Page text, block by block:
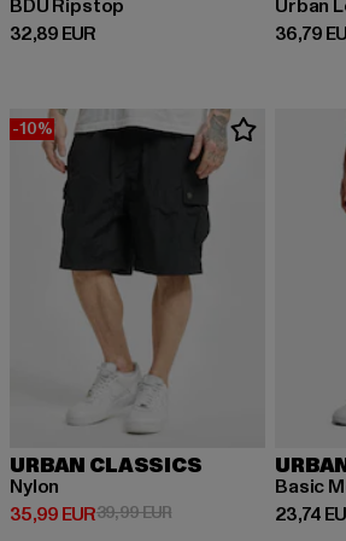
BDU Ripstop
32,89 EUR
Derzeitiger Preis: 32,89 EUR
Urban
36,79
-10%
URBAN CLASSICS
Nylon
35,99 EUR
Derzeitiger Preis: 35,99 EUR
39,99 EURAktionspreis: 39,99
Basic
23,74